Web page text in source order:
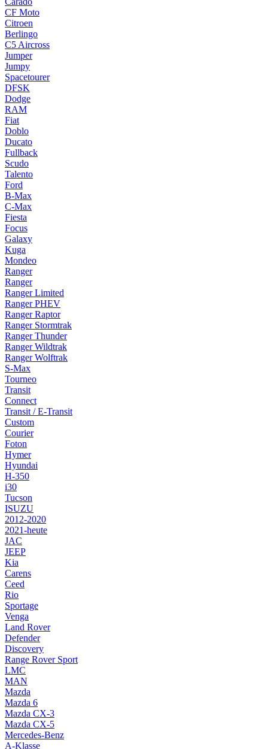
CF Moto
Citroen
Berlingo
C5 Aircross
Jumper
Jumpy
Spacetourer
DFSK
Dodge
RAM
Fiat
Doblo
Ducato
Fullback
Scudo
Talento
Ford
B-Max
C-Max
Fiesta
Focus
Galaxy
Kuga
Mondeo
Ranger
Ranger
Ranger Limited
Ranger PHEV
Ranger Raptor
Ranger Stormtrak
Ranger Thunder
Ranger Wildtrak
Ranger Wolftrak
S-Max
Tourneo
Transit
Connect
Transit / E-Transit
Custom
Courier
Foton
Hymer
Hyundai
H-350
i30
Tucson
ISUZU
2012-2020
2021-heute
JAC
JEEP
Kia
Carens
Ceed
Rio
Sportage
Venga
Land Rover
Defender
Discovery
Range Rover Sport
LMC
MAN
Mazda
Mazda 6
Mazda CX-3
Mazda CX-5
Mercedes-Benz
A-Klasse